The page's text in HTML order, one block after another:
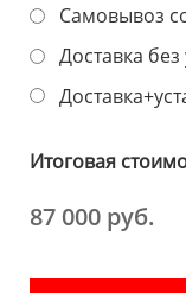
Самовывоз
Доставка
Итоговая
87 000 руб.